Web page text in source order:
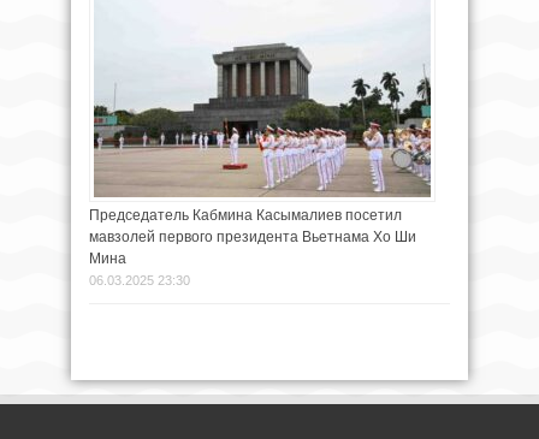
Председатель Кабмина Касымалиев посетил
мавзолей первого президента Вьетнама Хо Ши
Мина
06.03.2025 23:30